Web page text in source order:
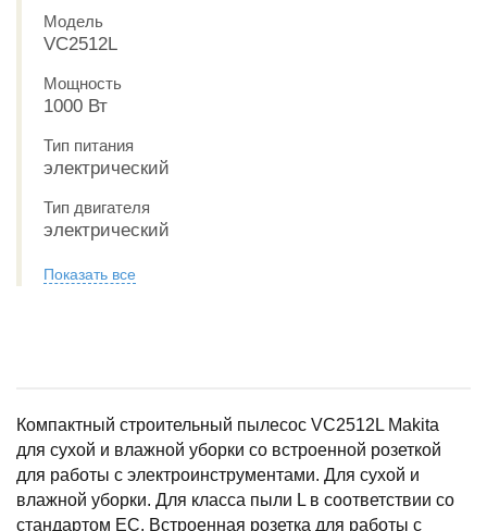
Модель
VC2512L
Мощность
1000 Вт
Тип питания
электрический
Тип двигателя
электрический
Показать все
Компактный строительный пылесос VC2512L Makita
для сухой и влажной уборки со встроенной розеткой
для работы с электроинструментами. Для сухой и
влажной уборки. Для класса пыли L в соответствии со
стандартом EC. Встроенная розетка для работы с